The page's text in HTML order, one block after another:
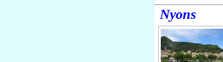
Nyons